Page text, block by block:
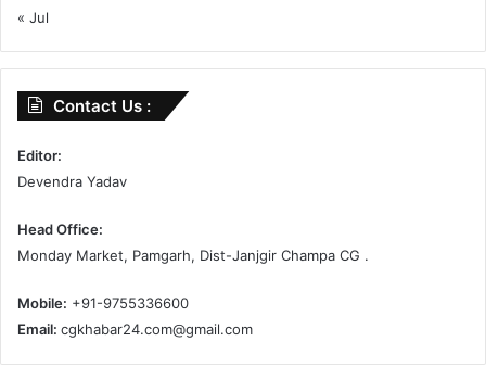
« Jul
Contact Us :
Editor:
Devendra Yadav
Head Office:
Monday Market, Pamgarh, Dist-Janjgir Champa CG .
Mobile: +91-9755336600
Email: cgkhabar24.com@gmail.com